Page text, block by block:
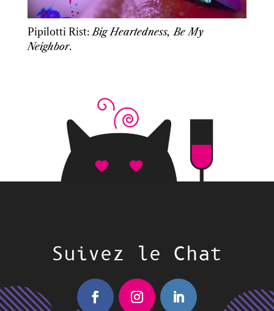
Pipilotti Rist: Big Heartedness, Be My
Neighbor.
Suivez le Chat